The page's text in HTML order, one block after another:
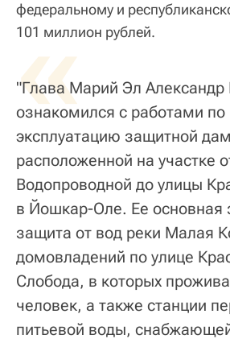
федеральному и
101 миллион рублей.
«
"Глава Марий Эл Александр
ознакомился с работами по
эксплуатацию защитной
расположенной на участке
Водопроводной до улицы
в Йошкар-Оле. Ее основная
защита от вод реки Малая
домовладений по улице
Слобода, в которых
человек, а также станции
питьевой воды,